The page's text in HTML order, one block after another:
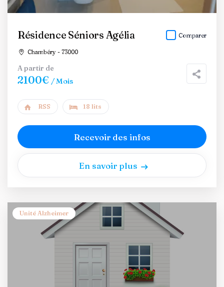
Résidence Séniors Agélia
Chambéry - 73000
Comparer
A partir de
2100€ / Mois
RSS 18 lits
Recevoir des infos
En savoir plus
Unité Alzheimer